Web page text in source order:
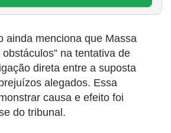
ainda menciona que Massa
na tentativa de
direta entre a suposta
alegados. Essa
causa e efeito foi
do tribunal.